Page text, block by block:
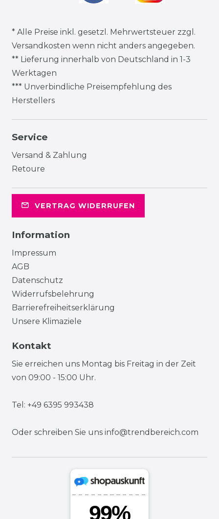
* Alle Preise inkl. gesetzl. Mehrwertsteuer zzgl.
Versandkosten wenn nicht anders angegeben.
** Lieferung innerhalb von Deutschland in 1-3
Werktagen
*** Unverbindliche Preisempfehlung des
Herstellers
Service
Versand & Zahlung
Retoure
VERTRAG WIDERRUFEN
Information
Impressum
AGB
Datenschutz
Widerrufsbelehrung
Barrierefreiheitserklärung
Unsere Klimaziele
Kontakt
Sie erreichen uns Montag bis Freitag in der Zeit
von 09:00 - 15:00 Uhr.
Tel: +49 6395 993438
Oder schreiben Sie uns info@trendbereich.com